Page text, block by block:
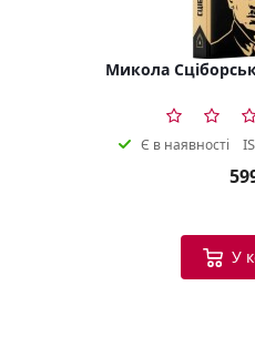
Микола
Є в наявності
У